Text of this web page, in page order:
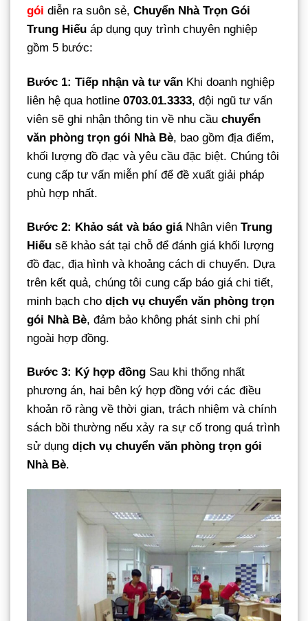
gói diễn ra suôn sẻ, Chuyển Nhà Trọn Gói
Trung Hiếu áp dụng quy trình chuyên nghiệp
gồm 5 bước:
Bước 1: Tiếp nhận và tư vấn Khi doanh nghiệp
liên hệ qua hotline 0703.01.3333, đội ngũ tư vấn
viên sẽ ghi nhận thông tin về nhu cầu chuyển
văn phòng trọn gói Nhà Bè, bao gồm địa điểm,
khối lượng đồ đạc và yêu cầu đặc biệt. Chúng tôi
cung cấp tư vấn miễn phí để đề xuất giải pháp
phù hợp nhất.
Bước 2: Khảo sát và báo giáNhân viên Trung
Hiếu sẽ khảo sát tại chỗ để đánh giá khối lượng
đồ đạc, địa hình và khoảng cách di chuyển. Dựa
trên kết quả, chúng tôi cung cấp báo giá chi tiết,
minh bạch cho dịch vụ chuyển văn phòng trọn
gói Nhà Bè, đảm bảo không phát sinh chi phí
ngoài hợp đồng.
Bước 3: Ký hợp đồng Sau khi thống nhất
phương án, hai bên ký hợp đồng với các điều
khoản rõ ràng về thời gian, trách nhiệm và chính
sách bồi thường nếu xảy ra sự cố trong quá trình
sử dụng dịch vụ chuyển văn phòng trọn gói
Nhà Bè.